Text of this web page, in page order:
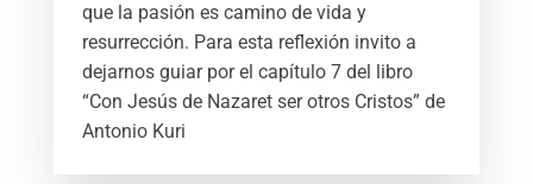
que la pasión es camino de vida y
resurrección. Para esta reflexión invito a
dejarnos guiar por el capítulo 7 del libro
“Con Jesús de Nazaret ser otros Cristos” de
Antonio Kuri